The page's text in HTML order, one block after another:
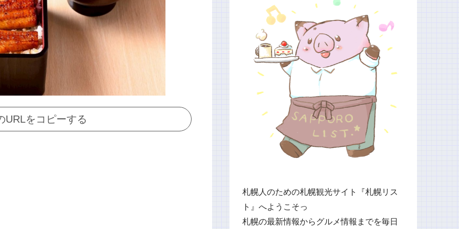
URLをコピーする
札幌人のための札幌観光サイト『札幌リス
ト』へようこそっ
札幌の最新情報からグルメ情報までを毎日